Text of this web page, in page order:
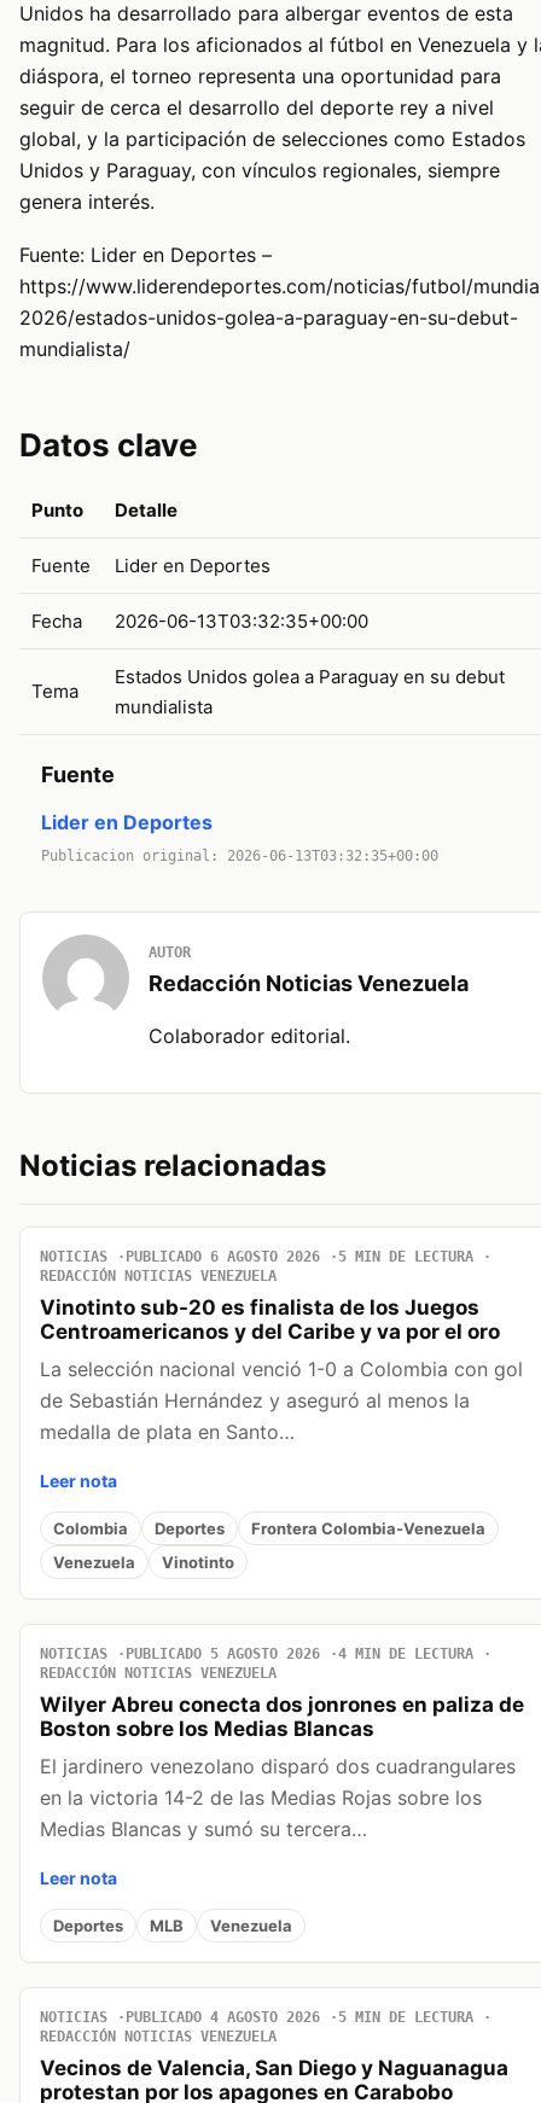
Unidos ha desarrollado para albergar eventos de esta
magnitud. Para los aficionados al fútbol en Venezuela y
diáspora, el torneo representa una oportunidad para
seguir de cerca el desarrollo del deporte rey a nivel
global, y la participación de selecciones como Estados
Unidos y Paraguay, con vínculos regionales, siempre
genera interés.
Fuente: Lider en Deportes –
https://www.liderendeportes.com/noticias/futbol/
2026/estados-unidos-golea-a-paraguay-en-su-debut-
mundialista/
Datos clave
Punto Detalle
Fuente Lider en Deportes
Fecha 2026-06-13T03:32:35+00:00
Tema
Estados Unidos golea a Paraguay en su debut
mundialista
Fuente
Lider en Deportes
Publicacion original: 2026-06-13T03:32:35+00:00
AUTOR
Redacción Noticias Venezuela
Colaborador editorial.
Noticias relacionadas
NOTICIAS PUBLICADO 6 AGOSTO 2026
5 MIN DE LECTURA
REDACCIÓN NOTICIAS VENEZUELA
Vinotinto sub-20 es finalista de los Juegos
Centroamericanos y del Caribe y va por el oro
La selección nacional venció 1-0 a Colombia con gol
de Sebastián Hernández y aseguró al menos la
medalla de plata en Santo…
Leer nota
Colombia Deportes
Frontera Colombia-Venezuela
Venezuela
Vinotinto
NOTICIAS PUBLICADO 5 AGOSTO 2026
4 MIN DE LECTURA
REDACCIÓN NOTICIAS VENEZUELA
Wilyer Abreu conecta dos jonrones en paliza de
Boston sobre los Medias Blancas
El jardinero venezolano disparó dos cuadrangulares
en la victoria 14-2 de las Medias Rojas sobre los
Medias Blancas y sumó su tercera…
Leer nota
Deportes MLB Venezuela
NOTICIAS PUBLICADO 4 AGOSTO 2026
5 MIN DE LECTURA
REDACCIÓN NOTICIAS VENEZUELA
Vecinos de Valencia, San Diego y Naguanagua
protestan por los apagones en Carabobo